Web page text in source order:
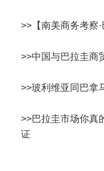
>> 【南美商务考
>>中国与巴拉圭商
>>玻利维亚同巴拿
>>巴拉圭市场你真
证